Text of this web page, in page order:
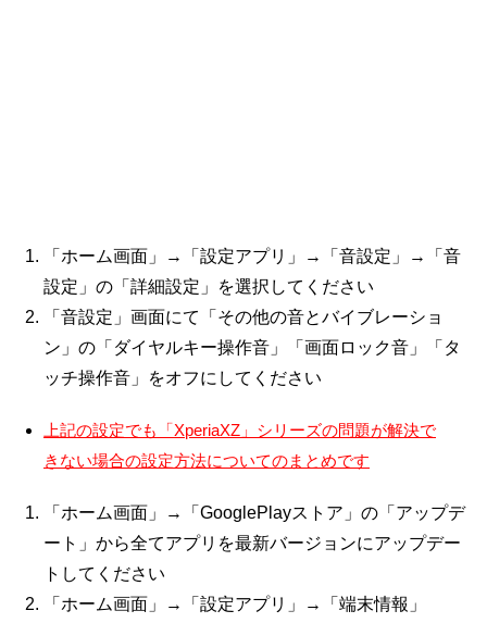
「ホーム画面」→「設定アプリ」→「音設定」→「音
設定」の「詳細設定」を選択してください
「音設定」画面にて「その他の音とバイブレーショ
ン」の「ダイヤルキー操作音」「画面ロック音」「タ
ッチ操作音」をオフにしてください
上記の設定でも「XperiaXZ」シリーズの問題が解決で
きない場合の設定方法についてのまとめです
「ホーム画面」→「GooglePlayストア」の「アップデ
ート」から全てアプリを最新バージョンにアップデー
トしてください
「ホーム画面」→「設定アプリ」→「端末情報」